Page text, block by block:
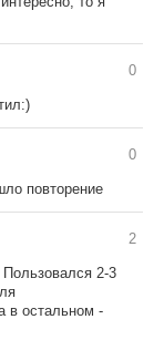
0
0
повторение
2
2-3
в остальном -